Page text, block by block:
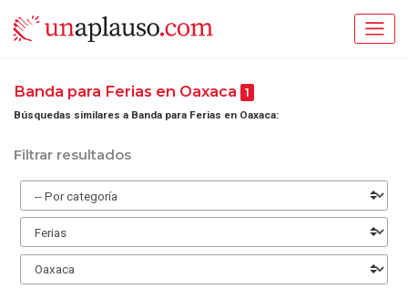
Banda para Ferias en Oaxaca 1
Búsquedas similares a Banda para Ferias en Oaxaca:
Filtrar resultados